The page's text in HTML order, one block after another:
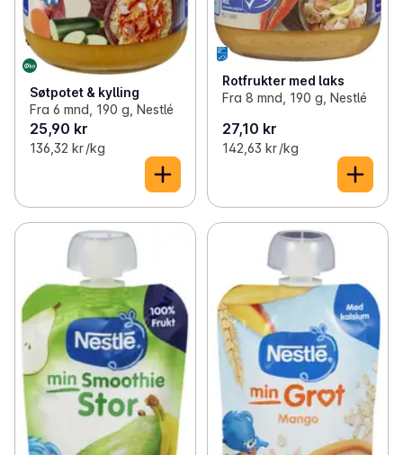
Søtpotet & kylling
Fra 6 mnd, 190 g, Nestlé
25,90 kr
136,32 kr /kg
Rotfrukter med laks
Fra 8 mnd, 190 g, Nestlé
27,10 kr
142,63 kr /kg